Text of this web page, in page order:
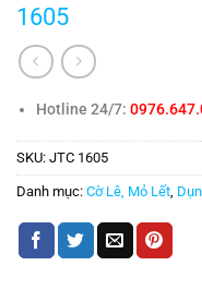
1605
Hotline 24/7:
SKU: JTC 1605
Danh mục: Cờ Lê, Mỏ Lết